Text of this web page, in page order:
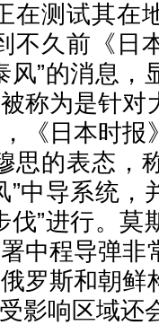
在测试其在
不久前《日
风”的消息，
称为是针对
《日本时报
思的表态，
”中导系统，
伐”进行。莫
中程导弹非
罗斯和朝鲜
影响区域还